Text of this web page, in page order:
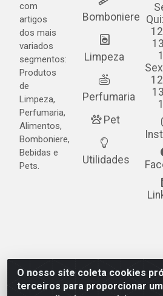
O nosso site coleta cookies
terceiros para proporcionar
com
artigos
dos mais
variados
segmentos:
Produtos
de
Limpeza,
Perfumaria,
Alimentos,
Bomboniere,
Bebidas e
Pets.
Bomboniere
Limpeza
Perfumaria
Pet
Utilidades
Cardeal Distribuidora - Estrada
do Moura - Caruaru/PE - CEP